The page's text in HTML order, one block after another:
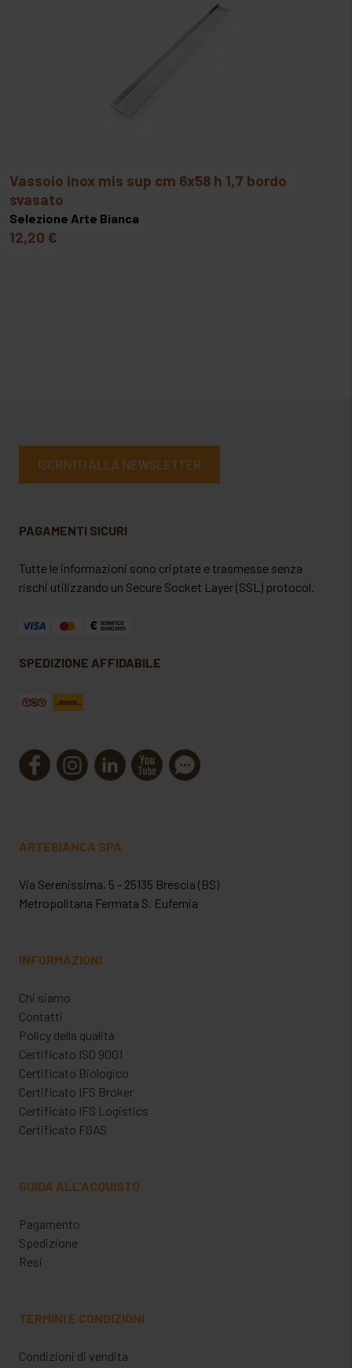
vassoio inox mis sup cm 6x58 h 1,7 bordo
svasato
Selezione Arte Bianca
12,20 €
ISCRIVITI ALLA NEWSLETTER
PAGAMENTI SICURI
Tutte le informazioni sono criptate e trasmesse senza
rischi utilizzando un Secure Socket Layer (SSL) protocol.
SPEDIZIONE AFFIDABILE
ARTEBIANCA SPA
Via Serenissima, 5 - 25135 Brescia (BS)
Metropolitana Fermata S. Eufemia
INFORMAZIONI
Chi siamo
Contatti
Policy della qualità
Certificato ISO 9001
Certificato Biologico
Certificato IFS Broker
Certificato IFS Logistics
Certificato FGAS
GUIDA ALL'ACQUISTO
Pagamento
Spedizione
Resi
TERMINI E CONDIZIONI
Condizioni di vendita